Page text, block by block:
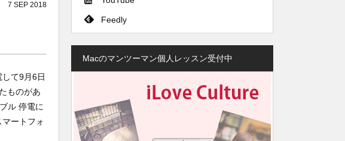
7 SEP 2018
て9月6日
ものがあ
ル 停電に
ートフォ
Feedly
Macのマンツーマン個人レッスン受付中